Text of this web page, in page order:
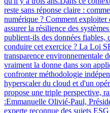
reste sans réponse claire :
numérique ? Comment exploiter
assurer la résilience des
publient-ils des données fiables,
conduire cet exercice ? La Loi
transparence environnementale
vraiment la donne dans son
confronter méthodologie
hyperscaler du cloud et d'un
propose une triple perspective,
:Emmanuelle Olivié-Paul,
experte reconnue des sujets